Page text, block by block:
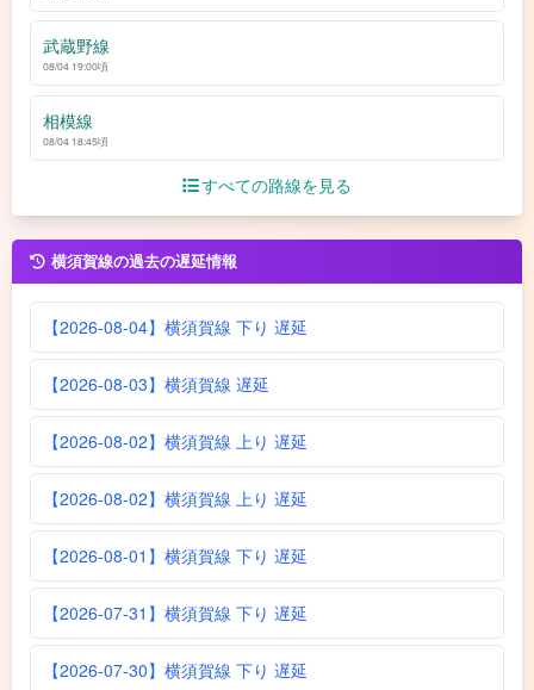
武蔵野線
08/04 19:00頃
相模線
08/04 18:45頃
すべての路線を見る
横須賀線の過去の遅延情報
【2026-08-04】横須賀線 下り 遅延
【2026-08-03】横須賀線 遅延
【2026-08-02】横須賀線 上り 遅延
【2026-08-02】横須賀線 上り 遅延
【2026-08-01】横須賀線 下り 遅延
【2026-07-31】横須賀線 下り 遅延
【2026-07-30】横須賀線 下り 遅延